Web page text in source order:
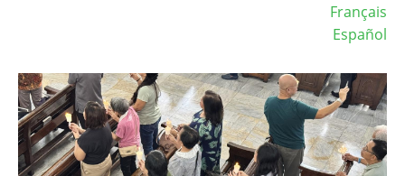
Français
Español
Image